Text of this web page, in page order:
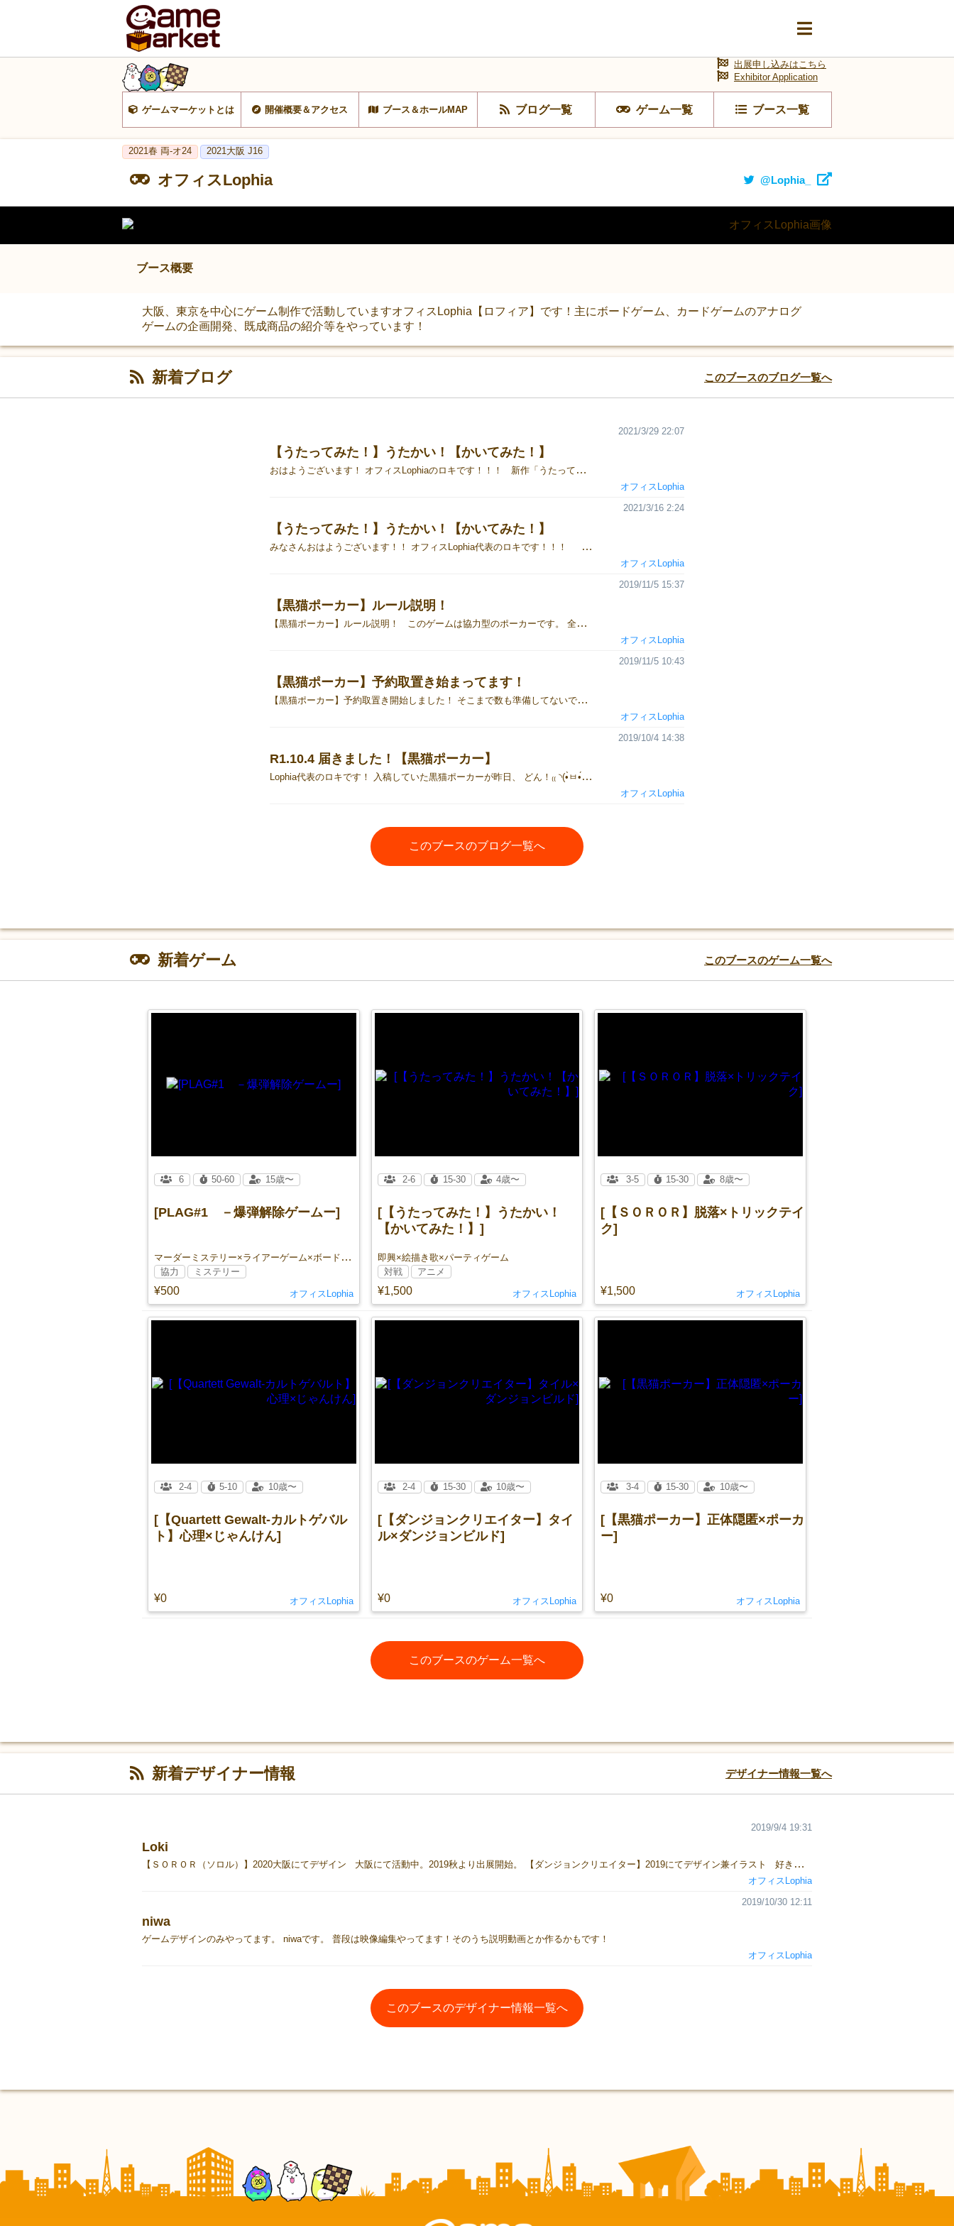
ゲームマーケットとは 開催概要＆アクセス ブース＆ホールMAP ブログ一覧 ゲーム一覧 ブース一覧
出展申し込みはこちら
Exhibitor Application
2021春 両-オ24 2021大阪 J16
オフィスLophia @Lophia_
ブース概要
大阪、東京を中心にゲーム制作で活動していますオフィスLophia【ロフィア】です！主にボードゲーム、カードゲームのアナログ
ゲームの企画開発、既成商品の紹介等をやっています！
新着ブログ このブースのブログ一覧へ
【うたってみた！】うたかい！【かいてみた！】
おはようございます！ オフィスLophiaのロキです！！！ 新作「うたってみた！かいてみた！」の ルールとか説明していこうかなと…！ ・・・・・・・ はい！その通りです！！​ 遅くなりました！！！ このゲーム簡単に言うと ‘’即興絵描き歌パーティゲーム‘’！！ （ウェブ版簡易説明書） ①歌い手（親プレイヤー）が手札からカードを出しながら 即興で絵描き歌を歌っていく！ ②周りの絵師たち（子プレイヤー）はそれを聞きながら 即興で絵描き歌を描いていく！！ ③絵描き歌の最後「あっという間に～♪」はボーナスタイム！ この間は何描いてもいい説！ ④絵師たちは自分の絵を見てタイトルを上に書こう！ ひとりずつ披露していき センス〇と思った絵をせーので指さそう！ 指された指の数が点数！​ という即興に即興を重ねた 大喜利お絵かき系パーティゲームでした！！ 同じ歌詞でも出来上がる絵は全然違います！ センスはその人次第ですよね？ 面白かった絵とか、この絵描き歌でこんな絵ができるのか…という意外な絵。 自分の好きな絵に即興で投票してあげてください…。 ﾋﾟｷｰｰﾝ‼☆このゲームには必勝法がある…！！ 「あっと言う間に～♪」のボーナスタイムの間に かつてないほど書き足せばいいのでは…？ それじゃダメだよエカキーヌくん。 たしかにボーナスタイムは何を描いてもいい無敵の時間だけど それも考慮して採点されるんだ。 絵描き歌は限られたフレーズの中で絵を完成させるものだよ。 最後に何種類かカードの紹介をしておきます。 それではまた次回！ 詳しい内容、その他の情報はTwitterから！ Twitter:@Lophia_
2021/3/29 22:07
オフィスLophia
【うたってみた！】うたかい！【かいてみた！】
みなさんおはようございます！！ オフィスLophia代表のロキです！！！ ゲームマーケット大阪まで2週間を切りました！！ ということでゲームマーケット大阪新作の「うたってみた！かいてみた！」の紹介をします！ 内容物ハイッッ！！！ えー 歌詞カードが40枚… お絵かき用のホワイトボードマーカーが6本… お絵かきボードが6枚… 結構中身多くないですか？ (｀･ω･´)「これだけ入って1,500円で収めました…！」 お絵かきボードの大きさは最後まで迷ってまして、 箱を小さくして持ち運びやすくA5にするべきか… はたまた、B6で大きくして絵を描きやすくするか… いろんな方に聞いたらB6で大きくとのこと。 結果的にいい仕上がりになりました…！！！ 今回パッケージに出てる男の子と女の子とベレー帽犬は 同サークルのイラストレーターのアサクタ氏（Twitter）に 描いていただきました！ かわいい… ほんとは最初別のゲームで使う予定だった２人なんですけど 急遽、絵描き歌用に描き下ろしてくれました…！ (｀･ω･´)「ありがたや…」 そして今回のメインマスコットキャラクター… 右手に指揮棒、頭にベレー帽、しっぽに音符の… 『エカキーヌ』さんです！！パチパチ！ しかもこのこ、フェルト化までしてるんです… いろいろとすごい… 非売品ではあるので当日はブースにおいてるだけになりますが、 ぜひ見に来てください…！！ ゲームのルールとか説明をしようと思って書き始めたんですが、 全然そこまでたどり着かずにダラダラ長くなってしまいました… 予約フォームだけこそっと載せておきます 「うたってみた！かいてみた！予約フォーム！！」 また説明は次回に！ 詳しい内容、その他の情報はTwitterから！ Twitter:@Lophia_
2021/3/16 2:24
オフィスLophia
【黒猫ポーカー】ルール説明！
【黒猫ポーカー】ルール説明！ このゲームは協力型のポーカーです。 全員がカードを１枚ずつ出し、 全員で１つの役を作ります。 よく話し合ってよりよい 役を作ることを目指します。 しかしそこには邪魔者が 紛れているので注意してください。 ①ゲームの準備 １．役職決め 役職カードを裏向きで配り確認します。 白猫の目的 規定のゲーム回数で規定のポイントを獲得するか、 黒猫を見つけ出すこと！ 黒猫の目的 規定のポイントに満たさせないことです。 ただし白猫に気づかれないように注意！ ②ゲーム説明 １．手札配布 山札をシャッフルし山札の上からランダムに３枚ずつカードを配ります。 手札に何があるかを言ってはいけません。 ２．順番決め 全てのプレイヤーは山札の上から１枚ずつカードを引き、表向きにします。 数字の大きい順で順番が決まります。同じ数字が出た場合はもう１枚カードを引き、引いたカードで比べます。 引いたカードはこのラウンドでは使用しませんが、公開しておきゲームのヒントとなります。 ３．プレイ ２で決めた順番でカードを１枚ずつ出していきます。 全員がカードを出し終えたら役を確認し、出来る役で一番高いポイントを獲得します。 得点ボードを獲得ポイント分すすめます。 ４．ラウンドの繰り返し ３人であれば６回、４人であれば８回繰り返します。 途中で規定ポイントまで達すると即座に白猫の勝利となります。 ③ゲーム結果 １．規定ポイントまで達成していると白猫の勝利になります。 ２．規定ポイントに達成していない場合、全員で黒猫が誰であったか多数決で投票します。 多数決で黒猫が選ばれた場合、白猫の勝利となりますが、 反対に白猫が選ばれた場合は黒猫の勝利となります。 詳しい内容、その他の情報はTwitterから！ @Lophia_
2019/11/5 15:37
オフィスLophia
【黒猫ポーカー】予約取置き始まってます！
【黒猫ポーカー】予約取置き開始しました！ そこまで数も準備してないですがよろしくお願いします！ トリオキニ：https://triokini.com/circle/item/90927 Twitterでのログインだけで出来ます！ 土曜日だけの出展で１６時頃までの取置きとなります～ 詳しい内容、その他の情報はTwitterから！ Twitter:@Lophia_
2019/11/5 10:43
オフィスLophia
R1.10.4 届きました！【黒猫ポーカー】
Lophia代表のロキです！ 入稿していた黒猫ポーカーが昨日、 どん！₍₍ ◝(•̀ㅂ•́)◟ ⁾⁾ 届きました～！ 感激感動、感無量ですね！ 仕事の終わりに受け取りまして、そこから黙々と梱包作業……(｀ω´) カードを全て枠から切り離し、１枚ずつチェックからのセットごとに振り分け。 印刷もすごく綺麗に仕上がってました…！٩(ˊᗜˋ*)و 萬印堂様ありがとうございました( ·∀·)！ 全部箱に詰め終わったらテーブルに並べてみました！ かっこいい…！！ 無駄にポートレートなんかで撮っちゃったりして← あと説明書とにぼしチップを入れてシュリンクすればできあがり！ １１月２３日が待ち遠しい・・・ 土曜日だけの出展になりますので、試遊スペースもあるのでお立ち寄りください～！ 詳しい内容、その他の情報はTwitterから！ @Lophia_
2019/10/4 14:38
オフィスLophia
このブースのブログ一覧へ
新着ゲーム このブースのゲーム一覧へ
[PLAG#1 －爆弾解除ゲームー]
マーダーミステリー×ライアーゲーム×ボードゲーム
¥500
6 50-60 15歳〜
協力 ミステリー
オフィスLophia
[【うたってみた！】うたかい！
【かいてみた！】]
即興×絵描き歌×パーティゲーム
¥1,500
2-6 15-30 4歳〜
対戦 アニメ
オフィスLophia
[【ＳＯＲＯＲ】脱落×トリックテイ
ク]
¥1,500
3-5 15-30 8歳〜
オフィスLophia
[【Quartett Gewalt-カルトゲバル
ト】心理×じゃんけん]
¥0
2-4 5-10 10歳〜
オフィスLophia
[【ダンジョンクリエイター】タイ
ル×ダンジョンビルド]
¥0
2-4 15-30 10歳〜
オフィスLophia
[【黒猫ポーカー】正体隠匿×ポーカ
ー]
¥0
3-4 15-30 10歳〜
オフィスLophia
このブースのゲーム一覧へ
新着デザイナー情報 デザイナー情報一覧へ
Loki
【ＳＯＲＯＲ（ソロル）】2020大阪にてデザイン 大阪にて活動中。2019秋より出展開始。 【ダンジョンクリエイター】2019にてデザイン兼イラスト 好きなゲームは、パーティ系の軽ゲー やりたいゲームは、拡大再生産・構築系、正体隠匿系 よくデザインするゲームは、正体隠匿系、カードゲーム デザインしたいゲームは、拡大再生産系、協力系の重ゲー 1993.07.31 大阪市 ゲームデザイナー、サウンドクリエイター オフィスLophia代表
2019/9/4 19:31
オフィスLophia
niwa
ゲームデザインのみやってます。 niwaです。 普段は映像編集やってます！そのうち説明動画とか作るかもです！
2019/10/30 12:11
オフィスLophia
このブースのデザイナー情報一覧へ